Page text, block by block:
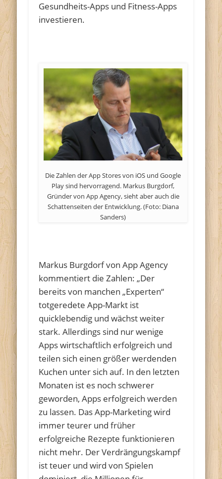
Gesundheits-Apps und Fitness-Apps
investieren.
Die Zahlen der App Stores von iOS und Google
Play sind hervorragend. Markus Burgdorf,
Gründer von App Agency, sieht aber auch die
Schattenseiten der Entwicklung. (Foto: Diana
Sanders)
Markus Burgdorf von App Agency
kommentiert die Zahlen: „Der
bereits von manchen „Experten“
totgeredete App-Markt ist
quicklebendig und wächst weiter
stark. Allerdings sind nur wenige
Apps wirtschaftlich erfolgreich und
teilen sich einen größer werdenden
Kuchen unter sich auf. In den letzten
Monaten ist es noch schwerer
geworden, Apps erfolgreich werden
zu lassen. Das App-Marketing wird
immer teurer und früher
erfolgreiche Rezepte funktionieren
nicht mehr. Der Verdrängungskampf
ist teuer und wird von Spielen